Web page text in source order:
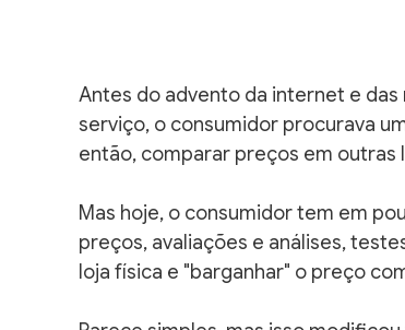
Antes do advento da internet e
serviço, o consumidor procurava
então, comparar preços em outras
Mas hoje, o consumidor tem em
preços, avaliações e análises,
loja física e "barganhar" o preço